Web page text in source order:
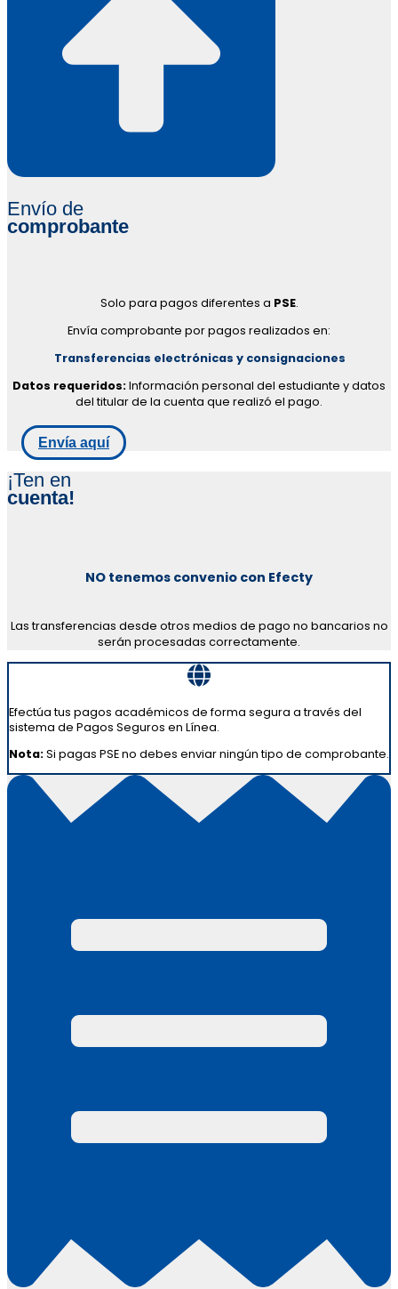
Envío de
comprobante
Solo para pagos diferentes a PSE.
Envía comprobante por pagos realizados en:
Transferencias electrónicas y consignaciones
Datos requeridos:Información personal del estudiante y datos
del titular de la cuenta que realizó el pago.
Envía aquí
¡Ten en
cuenta!
NO tenemos convenio con Efecty
Las transferencias desde otros medios de pago no bancarios no
serán procesadas correctamente.
Efectúa tus pagos académicos de forma segura a través del
sistema de Pagos Seguros en Línea.
Nota:Si pagas PSE no debes enviar ningún tipo de comprobante.